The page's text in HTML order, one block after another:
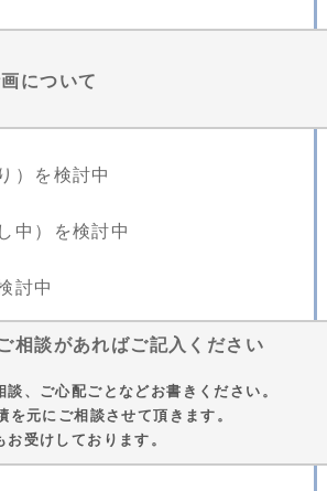
について
）を検討中
中）を検討中
討中
相談があればご記入ください
談、ご心配ごとなどお書きください。
を元にご相談させて頂きます。
受けしております。